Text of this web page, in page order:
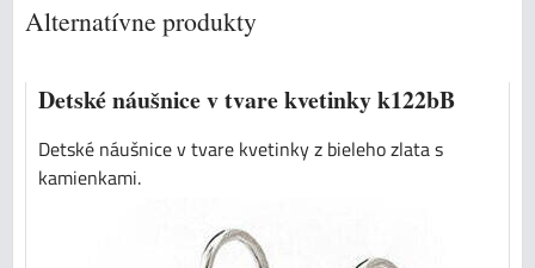
Alternatívne produkty
Detské náušnice v tvare kvetinky k122bB
Detské náušnice v tvare kvetinky z bieleho zlata s
kamienkami.